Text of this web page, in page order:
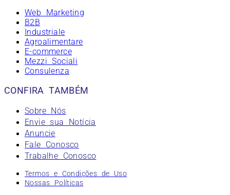
Web Marketing
B2B
Industriale
Agroalimentare
E-commerce
Mezzi Sociali
Consulenza
CONFIRA TAMBÉM
Sobre Nós
Envie sua Notícia
Anuncie
Fale Conosco
Trabalhe Conosco
Termos e Condições de Uso
Nossas Políticas